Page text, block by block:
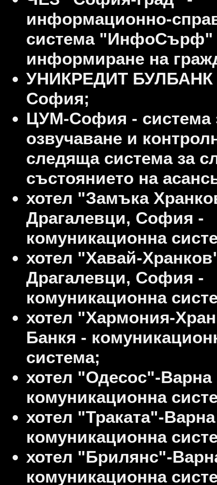
информационно-
система "ИнфоСърф"
информиране на
УНИКРЕДИТ БУЛБАНК
София;
ЦУМ-София - система
озвучаване и
следяща система за
състоянието на
хотел "Замъка
Драгалевци, София -
комуникационна
хотел "Хавай-
Драгалевци, София -
комуникационна
хотел "Хармония-
Банкя -
система;
хотел "Одесос"-Варна
комуникационна
хотел "Траката"-
комуникационна
хотел "Брилянс"-
комуникационна